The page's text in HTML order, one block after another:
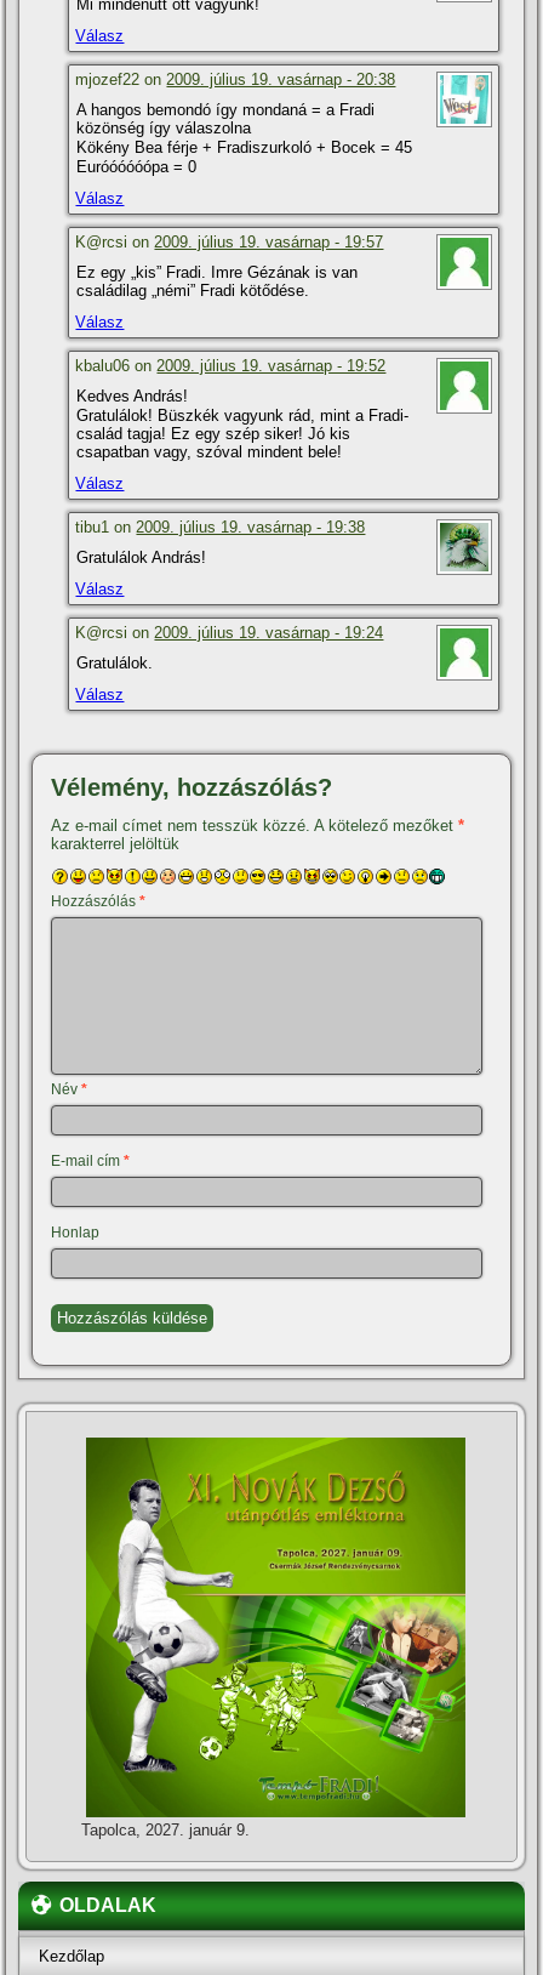
Mi mindenütt ott vagyunk!
Válasz
mjozef22 on 2009. július 19. vasárnap - 20:38
A hangos bemondó í­gy mondaná = a Fradi
közönség í­gy válaszolna
Kökény Bea férje + Fradiszurkoló + Bocek = 45
Euróóóóóópa = 0
Válasz
K@rcsi on 2009. július 19. vasárnap - 19:57
Ez egy „kis” Fradi. Imre Gézának is van
családilag „némi” Fradi kötődése.
Válasz
kbalu06 on 2009. július 19. vasárnap - 19:52
Kedves András!
Gratulálok! Büszkék vagyunk rád, mint a Fradi-
család tagja! Ez egy szép siker! Jó kis
csapatban vagy, szóval mindent bele!
Válasz
tibu1 on 2009. július 19. vasárnap - 19:38
Gratulálok András!
Válasz
K@rcsi on 2009. július 19. vasárnap - 19:24
Gratulálok.
Válasz
Vélemény, hozzászólás?
Az e-mail címet nem tesszük közzé. A kötelező mezőket*
karakterrel jelöltük
Hozzászólás*
Név*
E-mail cím*
Honlap
Tapolca, 2027. január 9.
OLDALAK
Kezdőlap